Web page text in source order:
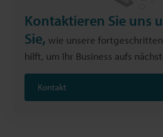
Kontaktieren Sie uns
Sie, wie unsere
hilft, um Ihr Business aufs
Kontakt